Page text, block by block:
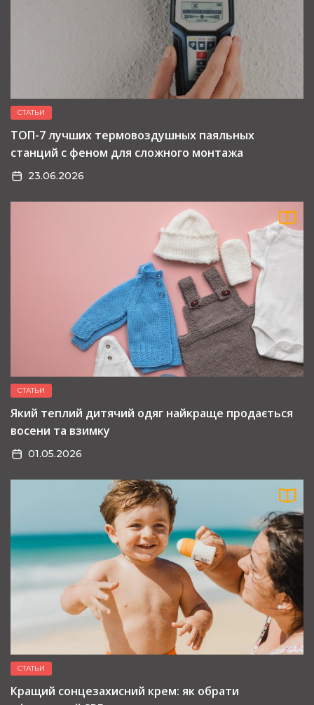
СТАТЬИ
ТОП-7 лучших термовоздушных паяльных
станций с феном для сложного монтажа
23.06.2026
СТАТЬИ
Який теплий дитячий одяг найкраще продається
восени та взимку
01.05.2026
СТАТЬИ
Кращий сонцезахисний крем: як обрати